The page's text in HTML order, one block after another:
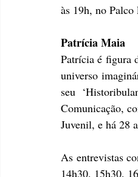
às 19h, no Palco
Patrícia Maia
Patrícia é figura
universo
seu
Comunicação,
Juvenil, e há 28
As entrevistas
14h30, 15h30,